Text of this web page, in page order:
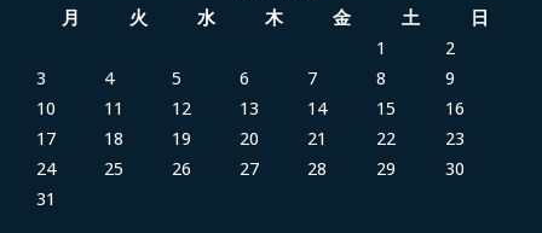
月
火 水 木 金 土
日
1
2
3
4 5 6 7 8
9
10
11 12 13 14 15
16
17
18 19 20 21 22
23
24
25 26 27 28 29
30
31